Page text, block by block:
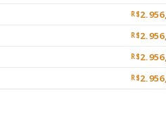
R$
R$
R$
R$